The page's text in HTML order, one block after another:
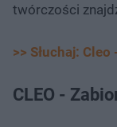
twórczości
>> Słuchaj:
CLEO -